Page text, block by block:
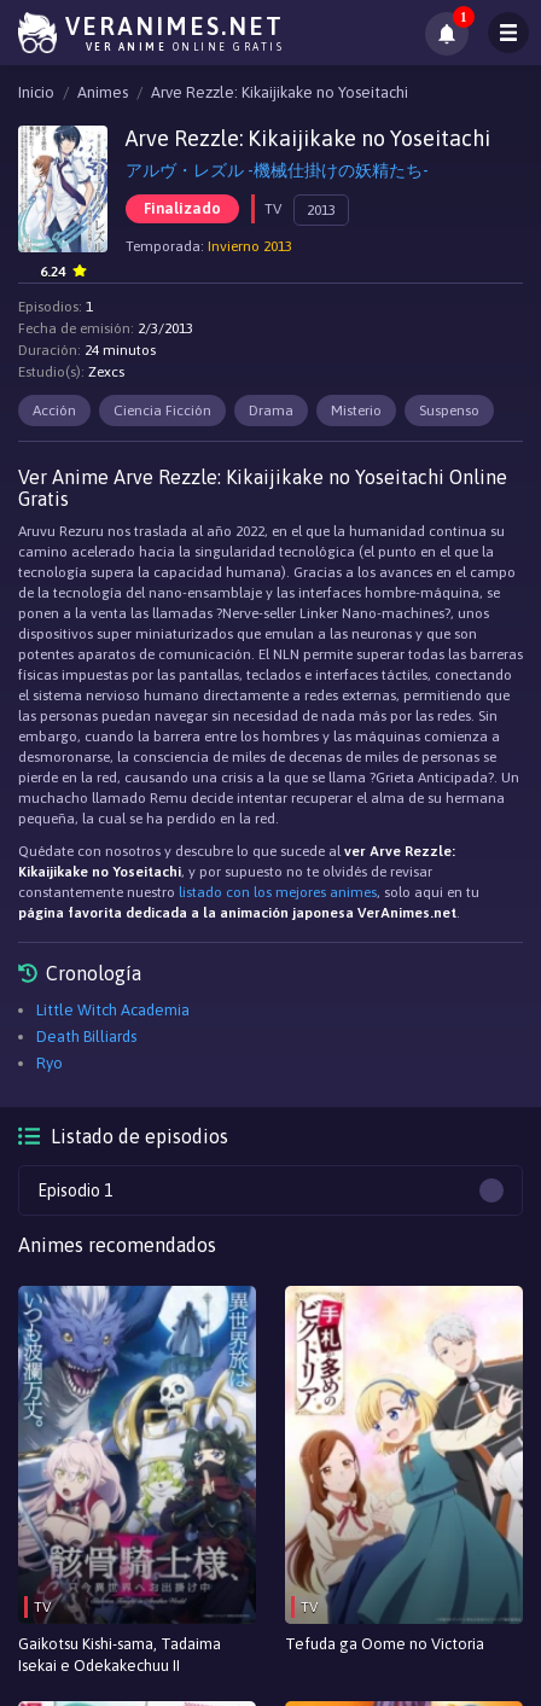
VERANIMES.NET
VER ANIME ONLINE GRATIS
1
Inicio Animes Arve Rezzle: Kikaijikake no Yoseitachi
Arve Rezzle: Kikaijikake no Yoseitachi
アルヴ・レズル -機械仕掛けの妖精たち-
Finalizado TV 2013
Temporada: Invierno 2013
6.24
Episodios: 1
Fecha de emisión: 2/3/2013
Duración: 24 minutos
Estudio(s): Zexcs
Acción Ciencia Ficción Drama Misterio Suspenso
Ver Anime Arve Rezzle: Kikaijikake no Yoseitachi Online
Gratis
Aruvu Rezuru nos traslada al año 2022, en el que la humanidad continua su
camino acelerado hacia la singularidad tecnológica (el punto en el que la
tecnología supera la capacidad humana). Gracias a los avances en el campo
de la tecnología del nano-ensamblaje y las interfaces hombre-máquina, se
ponen a la venta las llamadas ?Nerve-seller Linker Nano-machines?, unos
dispositivos super miniaturizados que emulan a las neuronas y que son
potentes aparatos de comunicación. El NLN permite superar todas las barreras
físicas impuestas por las pantallas, teclados e interfaces táctiles, conectando
el sistema nervioso humano directamente a redes externas, permitiendo que
las personas puedan navegar sin necesidad de nada más por las redes. Sin
embargo, cuando la barrera entre los hombres y las máquinas comienza a
desmoronarse, la consciencia de miles de decenas de miles de personas se
pierde en la red, causando una crisis a la que se llama ?Grieta Anticipada?. Un
muchacho llamado Remu decide intentar recuperar el alma de su hermana
pequeña, la cual se ha perdido en la red.
Quédate con nosotros y descubre lo que sucede alver Arve Rezzle:
Kikaijikake no Yoseitachi, y por supuesto no te olvidés de revisar
constantemente nuestro listado con los mejores animes, solo aqui en tu
página favorita dedicada a la animación japonesa VerAnimes.net.
Cronología
Little Witch Academia
Death Billiards
Ryo
Listado de episodios
Episodio 1
Animes recomendados
TV
Gaikotsu Kishi-sama, Tadaima
Isekai e Odekakechuu II
TV
Tefuda ga Oome no Victoria